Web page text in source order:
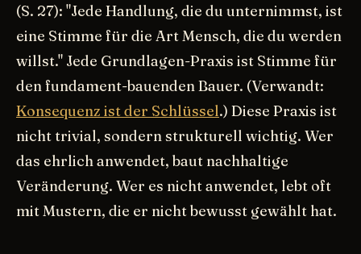
(S. 27): "Jede Handlung, die du unternimmst, ist
eine Stimme für die Art Mensch, die du werden
willst." Jede Grundlagen-Praxis ist Stimme für
den fundament-bauenden Bauer. (Verwandt:
Konsequenz ist der Schlüssel.) Diese Praxis ist
nicht trivial, sondern strukturell wichtig. Wer
das ehrlich anwendet, baut nachhaltige
Veränderung. Wer es nicht anwendet, lebt oft
mit Mustern, die er nicht bewusst gewählt hat.